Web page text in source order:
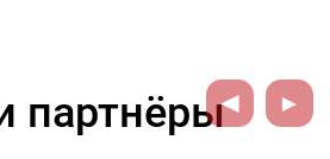
партнёры